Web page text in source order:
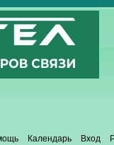
Календарь Вход